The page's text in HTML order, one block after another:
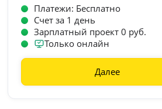
Платежи: Бесплатно
Счет за 1 день
Зарплатный проект 0 руб.
Только онлайн
Далее